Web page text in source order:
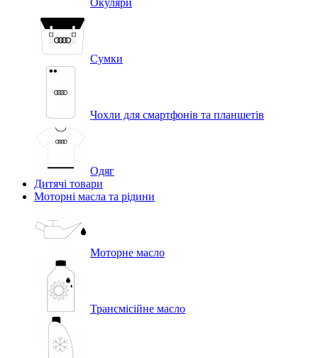
Окуляри
Сумки
Чохли для смартфонів та планшетів
Одяг
Дитячі товари
Моторні масла та рідини
Моторне масло
Трансмісійне масло